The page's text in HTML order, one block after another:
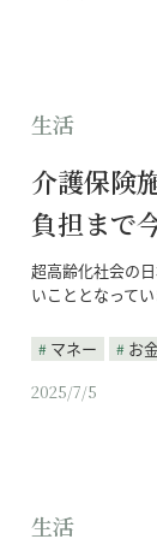
生活
介護保険
負担まで
超高齢化社会の
いこととなって
マネー お
2025/7/5
生活